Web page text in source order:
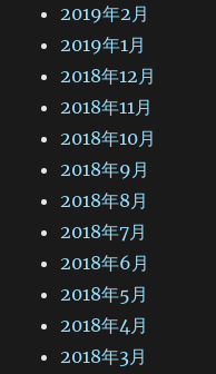
2019年2月
2019年1月
2018年12月
2018年11月
2018年10月
2018年9月
2018年8月
2018年7月
2018年6月
2018年5月
2018年4月
2018年3月